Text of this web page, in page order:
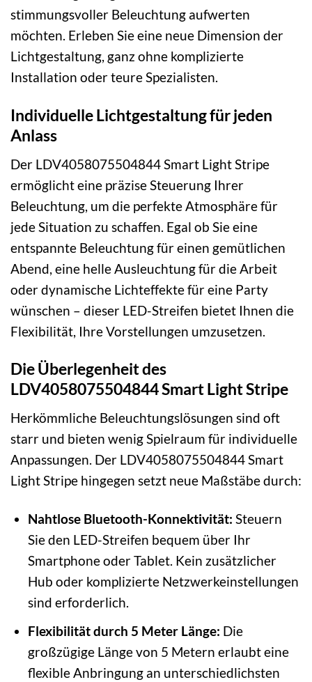
stimmungsvoller Beleuchtung aufwerten
möchten. Erleben Sie eine neue Dimension der
Lichtgestaltung, ganz ohne komplizierte
Installation oder teure Spezialisten.
Individuelle Lichtgestaltung für jeden
Anlass
Der LDV4058075504844 Smart Light Stripe
ermöglicht eine präzise Steuerung Ihrer
Beleuchtung, um die perfekte Atmosphäre für
jede Situation zu schaffen. Egal ob Sie eine
entspannte Beleuchtung für einen gemütlichen
Abend, eine helle Ausleuchtung für die Arbeit
oder dynamische Lichteffekte für eine Party
wünschen – dieser LED-Streifen bietet Ihnen die
Flexibilität, Ihre Vorstellungen umzusetzen.
Die Überlegenheit des
LDV4058075504844 Smart Light Stripe
Herkömmliche Beleuchtungslösungen sind oft
starr und bieten wenig Spielraum für individuelle
Anpassungen. Der LDV4058075504844 Smart
Light Stripe hingegen setzt neue Maßstäbe durch:
Nahtlose Bluetooth-Konnektivität: Steuern
Sie den LED-Streifen bequem über Ihr
Smartphone oder Tablet. Kein zusätzlicher
Hub oder komplizierte Netzwerkeinstellungen
sind erforderlich.
Flexibilität durch 5 Meter Länge: Die
großzügige Länge von 5 Metern erlaubt eine
flexible Anbringung an unterschiedlichsten